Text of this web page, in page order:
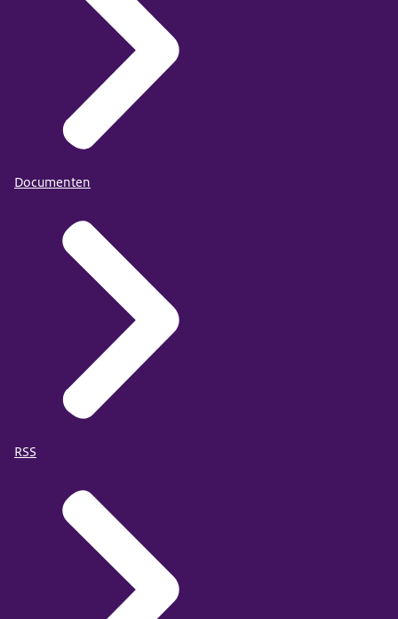
Documenten
RSS